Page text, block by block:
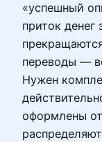
«успешный
приток
переводы —
Нужен
оформлены